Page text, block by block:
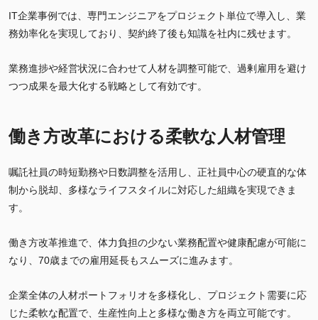
IT企業事例では、専門エンジニアをプロジェクト単位で導入し、業
務効率化を実現しており、契約終了後も知識を社内に残せます。
業務進捗や経営状況に合わせて人材を調整可能で、過剰雇用を避け
つつ成果を最大化する戦略として有効です。
働き方改革における柔軟な人材管理
嘱託社員の時短勤務や日数調整を活用し、正社員中心の硬直的な体
制から脱却、多様なライフスタイルに対応した組織を実現できま
す。
働き方改革推進で、体力負担の少ない業務配置や健康配慮が可能に
なり、70歳までの雇用延長もスムーズに進みます。
企業全体の人材ポートフォリオを多様化し、プロジェクト需要に応
じた柔軟な配置で、生産性向上と多様な働き方を両立可能です。